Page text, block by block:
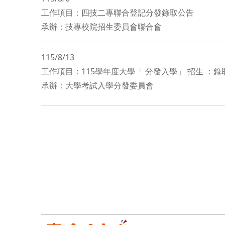
工作項目：四技二專聯合登記分發錄取公告
承辦：技專校院招生委員會聯合會
115/8/13
工作項目：115學年度大學「 分發入學」 招生 ：錄
承辦：大學考試入學分發委員會